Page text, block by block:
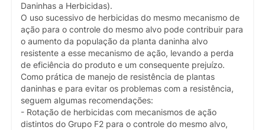
Daninhas a Herbicidas).
O uso sucessivo de herbicidas do mesmo mecanismo de
ação para o controle do mesmo alvo pode contribuir para
o aumento da população da planta daninha alvo
resistente a esse mecanismo de ação, levando a perda
de eficiência do produto e um consequente prejuízo.
Como prática de manejo de resistência de plantas
daninhas e para evitar os problemas com a resistência,
seguem algumas recomendações:
- Rotação de herbicidas com mecanismos de ação
distintos do Grupo F2 para o controle do mesmo alvo,